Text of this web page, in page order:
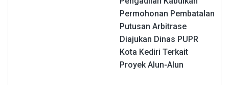
Permohonan Pembatalan
Putusan Arbitrase
Diajukan Dinas PUPR
Kota Kediri Terkait
Proyek Alun-Alun